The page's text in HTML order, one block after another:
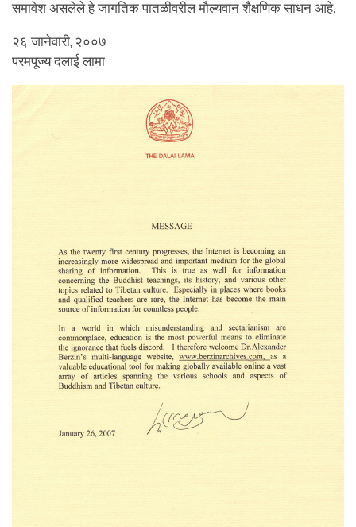
समावेश असलेले हे जागतिक पातळीवरील मौल्यवान शैक्षणिक साधन आहे.
२६ जानेवारी, २००७
परमपूज्य दलाई लामा